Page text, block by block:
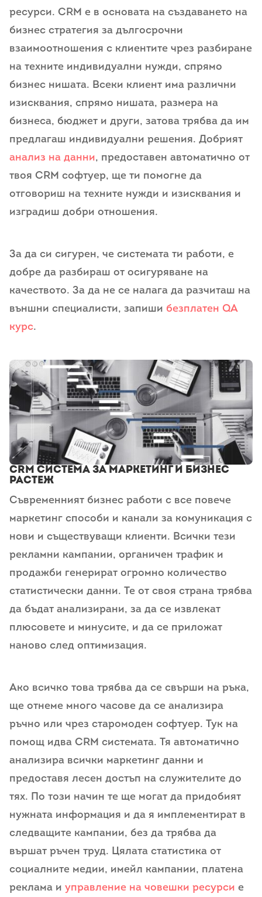
ресурси. CRM е в основата на създаването на
бизнес стратегия за дългосрочни
взаимоотношения с клиентите чрез разбиране
на техните индивидуални нужди, спрямо
бизнес нишата. Всеки клиент има различни
изисквания, спрямо нишата, размера на
бизнеса, бюджет и други, затова трябва да им
предлагаш индивидуални решения. Добрият
анализ на данни, предоставен автоматично от
твоя CRM софтуер, ще ти помогне да
отговориш на техните нужди и изисквания и
изградиш добри отношения.
За да си сигурен, че системата ти работи, е
добре да разбираш от осигуряване на
качеството. За да не се налага да разчиташ на
външни специалисти, запиши безплатен QA
курс.
CRM система за маркетинг и бизнес
растеж
Съвременният бизнес работи с все повече
маркетинг способи и канали за комуникация с
нови и съществуващи клиенти. Всички тези
рекламни кампании, органичен трафик и
продажби генерират огромно количество
статистически данни. Те от своя страна трябва
да бъдат анализирани, за да се извлекат
плюсовете и минусите, и да се приложат
наново след оптимизация.
Ако всичко това трябва да се свърши на ръка,
ще отнеме много часове да се анализира
ръчно или чрез старомоден софтуер. Тук на
помощ идва CRM системата. Тя автоматично
анализира всички маркетинг данни и
предоставя лесен достъп на служителите до
тях. По този начин те ще могат да придобият
нужната информация и да я имплементират в
следващите кампании, без да трябва да
вършат ръчен труд. Цялата статистика от
социалните медии, имейл кампании, платена
реклама и управление на човешки ресурси е